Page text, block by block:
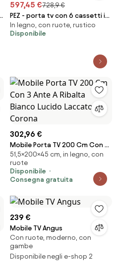
597,45 €728,9 €
PEZ - porta tv con 6 cassetti in
legno di pino riciclato
In legno, con ruote, rustico
Disponibile
302,96 €
Mobile Porta TV 200 Cm Con 3
Ante A Ribalta Bianco Lucido
Laccato Corona
51,5×200×45 cm, in legno, con
ruote
Disponibile
Consegna gratuita
239 €
Mobile TV Angus
Con ruote, moderno, con
gambe
Disponibile negli e-shop 2